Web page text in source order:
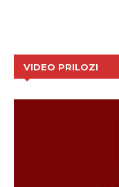
VIDEO PRILOZI